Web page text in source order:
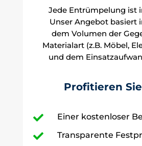
Jede Entrümpelung ist
Unser Angebot basiert
dem Volumen der
Materialart (z.B. Möbel,
und dem
Profitieren
 Einer kostenloser
 Transparente